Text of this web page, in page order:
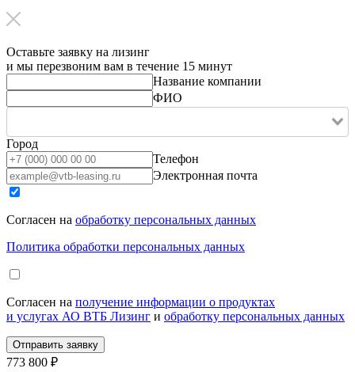
Оставьте заявку на лизинг
и мы перезвоним вам в течение 15 минут
Название компании
ФИО
Город
Телефон
Электронная почта
Согласен на обработку персональных данных
Политика обработки персональных данных
Согласен на получение информации о продуктах
и услугах АО ВТБ Лизинг и обработку персональных данных
773 800 ₽